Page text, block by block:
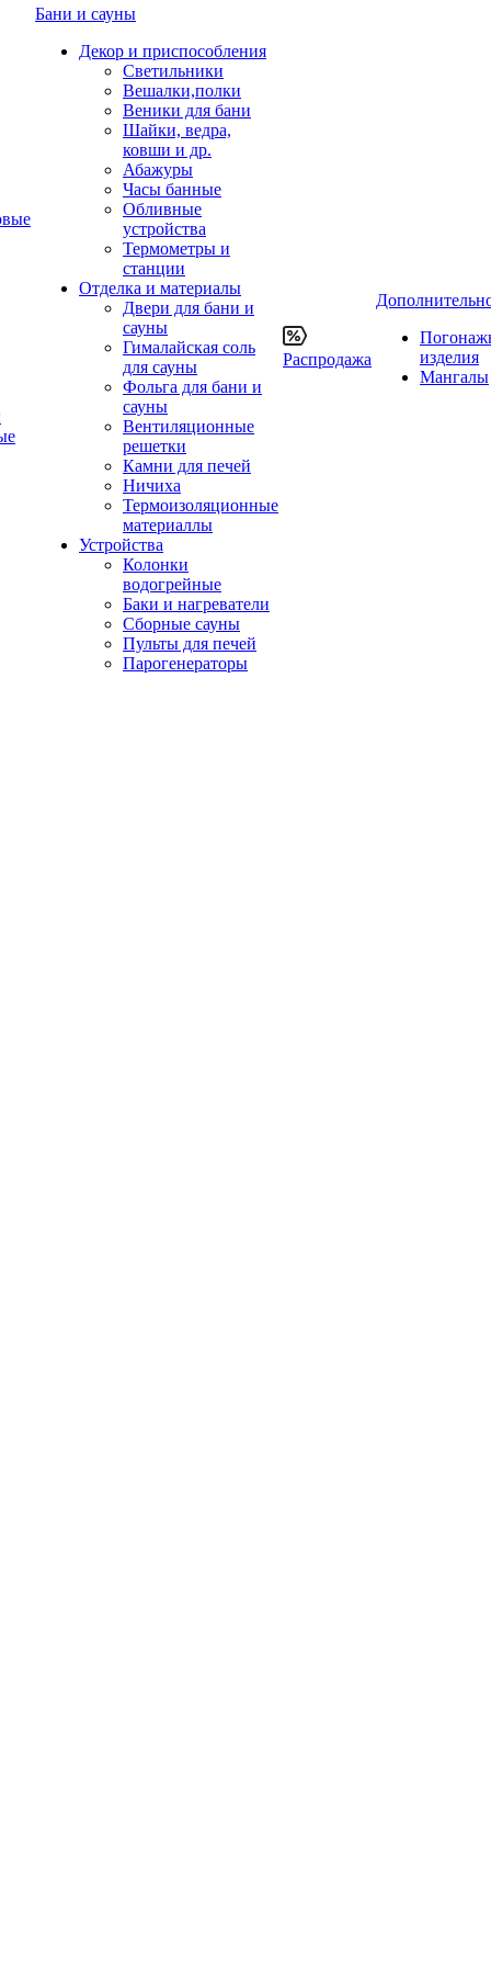
Бани и сауны
Декор и приспособления
Светильники
Вешалки,полки
Веники для бани
Шайки, ведра,
ковши и др.
Абажуры
Часы банные
Обливные
устройства
Термометры и
станции
Отделка и материалы
Двери для бани и
сауны
Гималайская соль
для сауны
Фольга для бани и
сауны
Вентиляционные
решетки
Камни для печей
Ничиха
Термоизоляционные
материаллы
Устройства
Колонки
водогрейные
Баки и нагреватели
Сборные сауны
Пульты для печей
Парогенераторы
Распродажа
изделия
Мангалы